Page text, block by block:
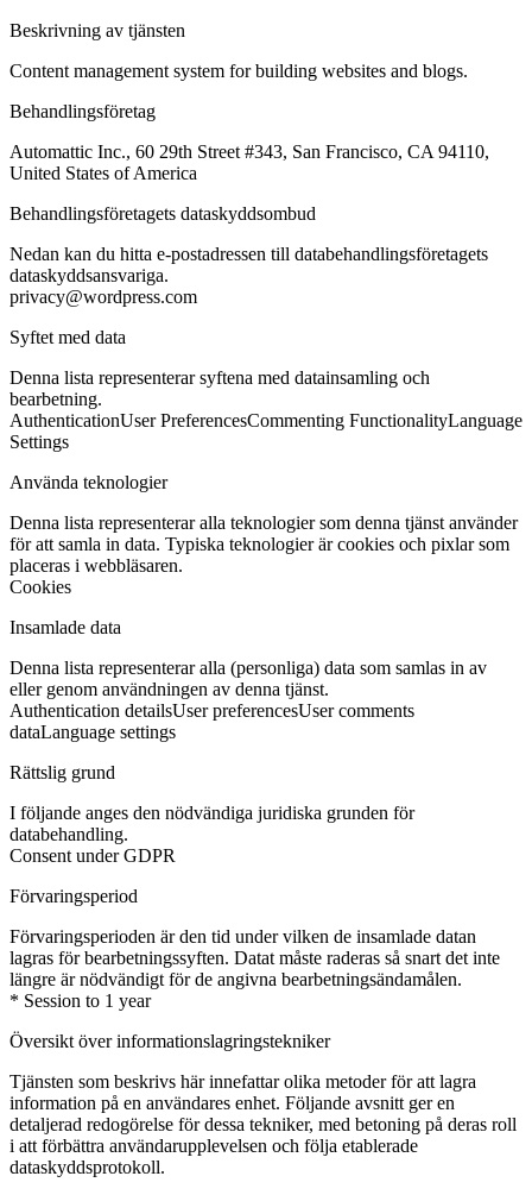
Beskrivning av tjänsten
Content management system for building websites and blogs.
Behandlingsföretag
Automattic Inc., 60 29th Street #343, San Francisco, CA 94110,
United States of America
Behandlingsföretagets dataskyddsombud
Nedan kan du hitta e-postadressen till databehandlingsföretagets
dataskyddsansvariga.
privacy@wordpress.com
Syftet med data
Denna lista representerar syftena med datainsamling och
bearbetning.
AuthenticationUser PreferencesCommenting FunctionalityLanguage
Settings
Använda teknologier
Denna lista representerar alla teknologier som denna tjänst använder
för att samla in data. Typiska teknologier är cookies och pixlar som
placeras i webbläsaren.
Cookies
Insamlade data
Denna lista representerar alla (personliga) data som samlas in av
eller genom användningen av denna tjänst.
Authentication detailsUser preferencesUser comments
dataLanguage settings
Rättslig grund
I följande anges den nödvändiga juridiska grunden för
databehandling.
Consent under GDPR
Förvaringsperiod
Förvaringsperioden är den tid under vilken de insamlade datan
lagras för bearbetningssyften. Datat måste raderas så snart det inte
längre är nödvändigt för de angivna bearbetningsändamålen.
* Session to 1 year
Översikt över informationslagringstekniker
Tjänsten som beskrivs här innefattar olika metoder för att lagra
information på en användares enhet. Följande avsnitt ger en
detaljerad redogörelse för dessa tekniker, med betoning på deras roll
i att förbättra användarupplevelsen och följa etablerade
dataskyddsprotokoll.